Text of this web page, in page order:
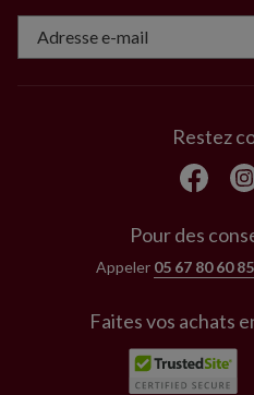
Restez
Pour des
Appeler 05 67 80 60 85
Faites vos achats